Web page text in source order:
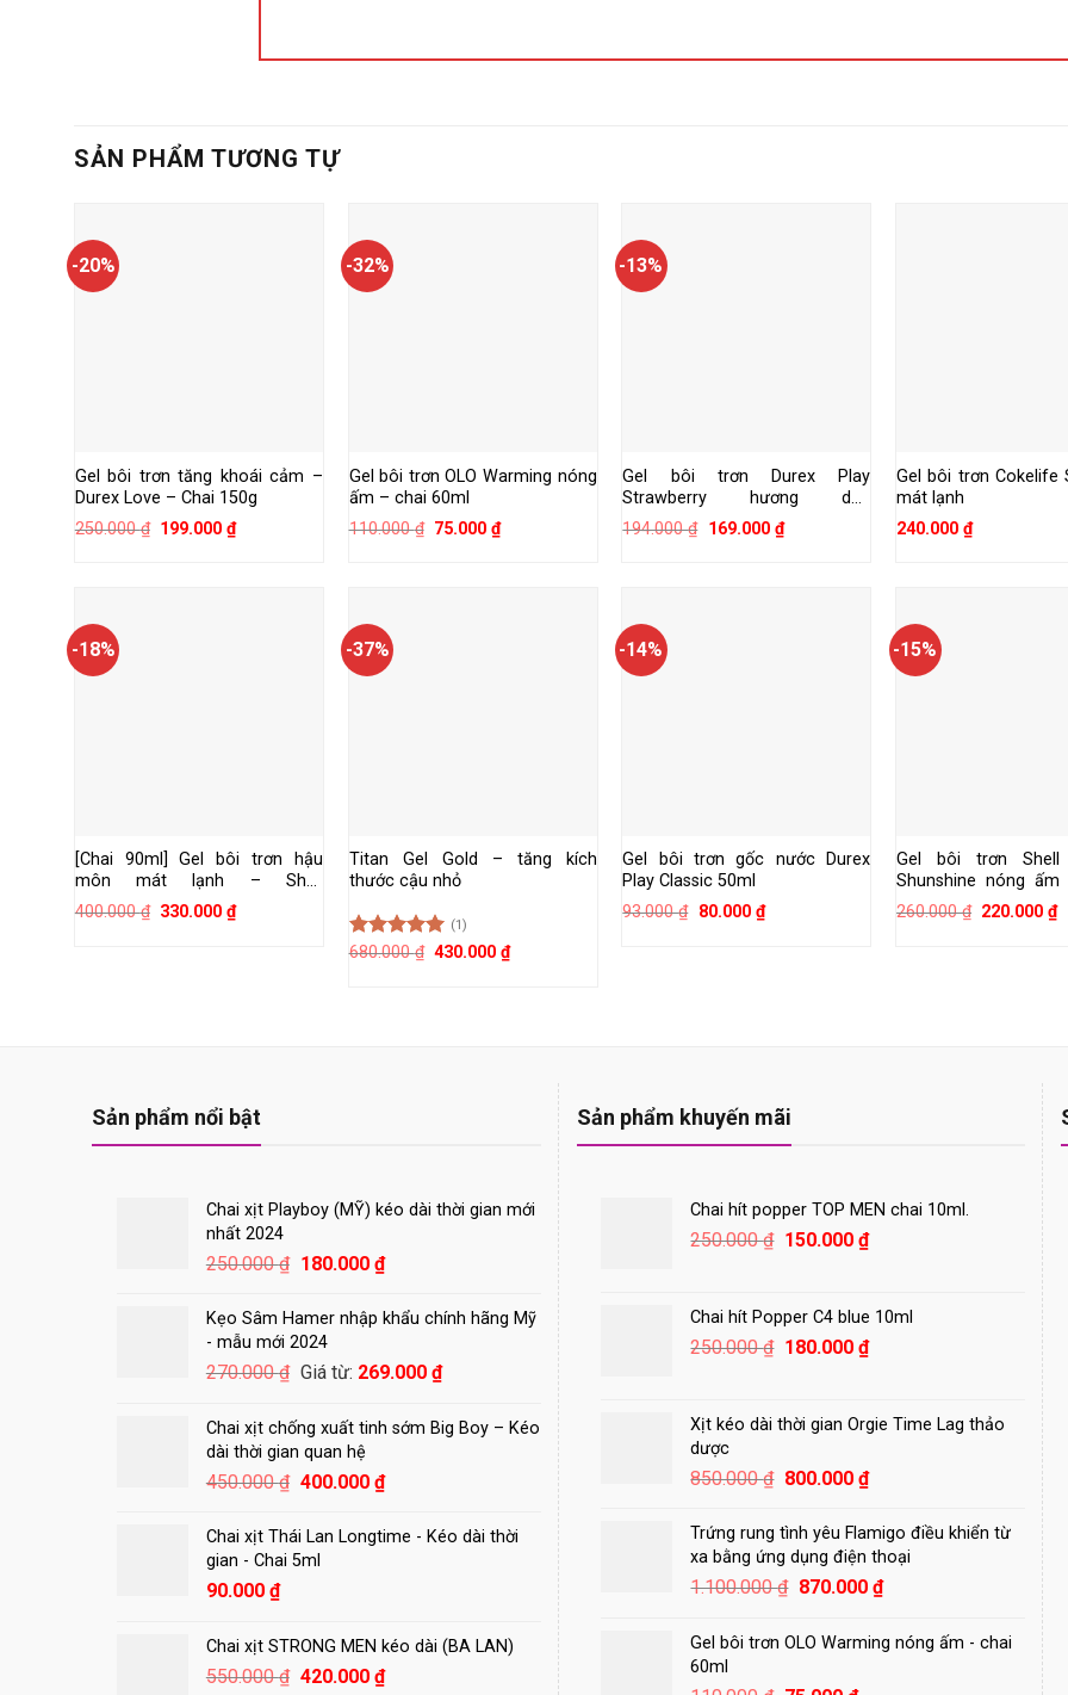
SẢN PHẨM TƯƠNG TỰ
-20%
Gel bôi trơn tăng khoái cảm –
Durex Love – Chai 150g
250.000₫ Giá
199.000₫Giá
hiện
-32%
Gel bôi trơn OLO Warming nóng
ấm – chai 60ml
110.000₫ Giá
75.000 ₫Giá
hiện
-13%
Gel bôi trơn Durex Play
Strawberry hương dâu
100ml/chai
194.000₫ Giá
169.000 ₫Giá
hiện
Gel bôi trơn Cokelife
mát lạnh
240.000₫
-18%
[Chai 90ml] Gel bôi trơn hậu
môn mát lạnh – Shell
Supermen Cooling
400.000₫ Giá
330.000₫Giá
hiện
-37%
Titan Gel Gold – tăng kích
thước cậu nhỏ
Được xếp
(1)
680.000₫ Giá
430.000 ₫Giá
hiện
-14%
Gel bôi trơn gốc nước Durex
Play Classic 50ml
93.000₫ Giá
80.000 ₫Giá
hiện
-15%
Gel bôi trơn Shell
Shunshine nóng ấm
100ml
260.000₫ Giá
220.000₫
Sản phẩm nổi bật
Chai xịt Playboy (MỸ) kéo dài thời gian mới
nhất 2024
250.000₫ Giá
là:
250.000 ₫.
180.000 ₫Giá
tại
180.000 ₫.
Kẹo Sâm Hamer nhập khẩu chính hãng Mỹ
- mẫu mới 2024
270.000₫ Giá từ: 269.000 ₫
Chai xịt chống xuất tinh sớm Big Boy – Kéo
dài thời gian quan hệ
450.000₫ Giá
là:
450.000 ₫.
400.000 ₫Giá
tại
Chai xịt Thái Lan Longtime - Kéo dài thời
gian - Chai 5ml
90.000 ₫
Chai xịt STRONG MEN kéo dài (BA LAN)
550.000₫ Giá
420.000 ₫Giá
Sản phẩm khuyến mãi
Chai hít popper TOP MEN chai 10ml.
250.000₫ Giá
250.000 ₫.
150.000₫Giá
là:
150.000 ₫.
Chai hít Popper C4 blue 10ml
250.000₫ Giá
250.000 ₫.
180.000₫Giá
là:
Xịt kéo dài thời gian Orgie Time Lag thảo
dược
850.000₫ Giá
là:
850.000 ₫.
800.000₫Giá
tại
là:
800.000 ₫.
Trứng rung tình yêu Flamigo điều khiển từ
xa bằng ứng dụng điện thoại
1.100.000₫ Giá
là:
870.000₫Giá
tại
Gel bôi trơn OLO Warming nóng ấm - chai
60ml